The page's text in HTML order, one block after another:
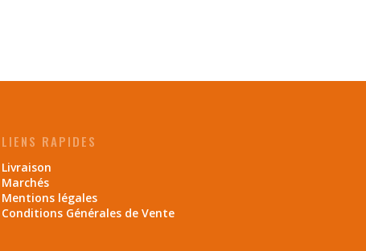
LIENS RAPIDES
Livraison
Marchés
Mentions légales
Conditions Générales de Vente